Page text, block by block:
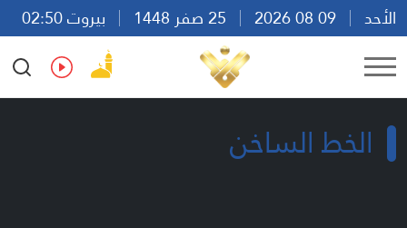
الأحد
بيروت 02:50
Ar
En Fr Es
الخط الساخن